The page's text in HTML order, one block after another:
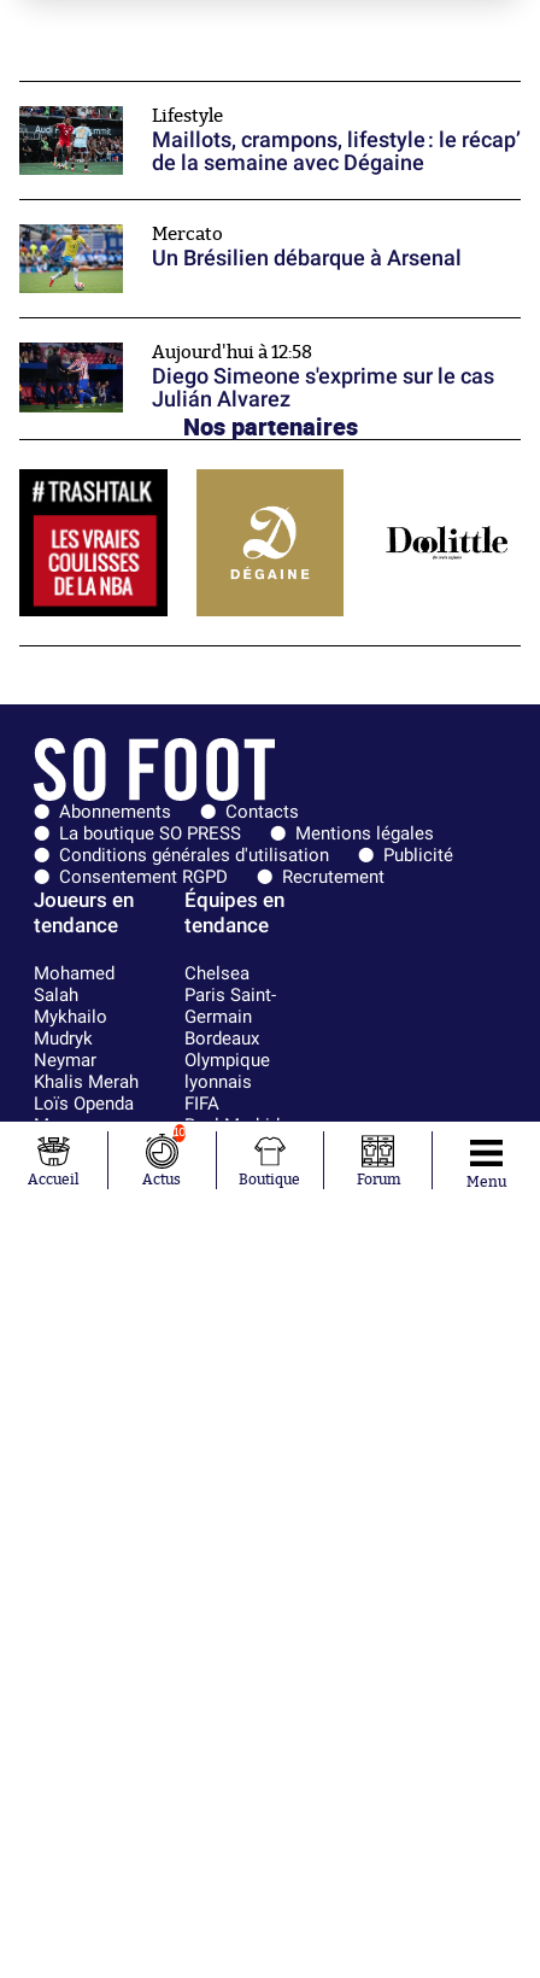
Lifestyle
Maillots, crampons, lifestyle : le récap’
de la semaine avec Dégaine
Mercato
Un Brésilien débarque à Arsenal
Aujourd'hui à 12:58
Diego Simeone s'exprime sur le cas
Julián Alvarez
Nos partenaires
Abonnements
Contacts
La boutique SO PRESS
Mentions légales
Conditions générales d'utilisation
Publicité
Consentement RGPD
Recrutement
Joueurs en
tendance
Mohamed
Salah
Mykhailo
Mudryk
Neymar
Khalis Merah
Loïs Openda
Moussa
Niakhaté
Nicolás
Tagliafico
Équipes en
tendance
Chelsea
Paris Saint-
Germain
Bordeaux
Olympique
lyonnais
FIFA
Real Madrid
RC Strasbourg
AC Milan
France
Accueil
10
Actus Boutique Forum Menu